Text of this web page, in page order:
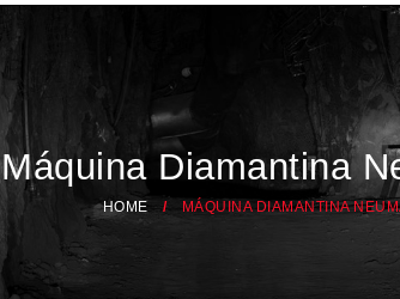
Máquina Diamantina
HOME MÁQUINA DIAMANTINA